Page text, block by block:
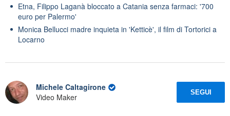
Etna, Filippo Laganà bloccato a Catania senza farmaci: '700
euro per Palermo'
Monica Bellucci madre inquieta in 'Ketticè', il film di Tortorici a
Locarno
Michele Caltagirone
Video Maker
SEGUI